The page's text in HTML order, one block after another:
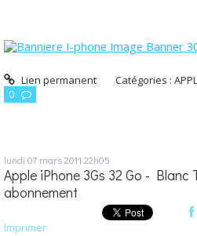
Lien permanent Catégories :
0
lundi 07 mars 2011 22h05
Apple iPhone 3Gs 32 Go - Blanc
abonnement
Imprimer